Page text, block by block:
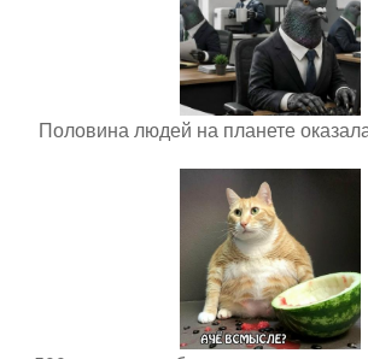
Половина людей на планете